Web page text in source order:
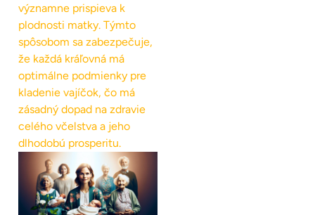
významne prispieva k
plodnosti matky. Týmto
spôsobom sa zabezpečuje,
že každá kráľovná má
optimálne podmienky pre
kladenie vajíčok, čo má
zásadný dopad na zdravie
celého včelstva a jeho
dlhodobú prosperitu.